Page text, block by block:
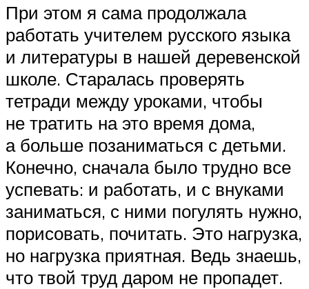
При этом я сама продолжала
работать учителем русского языка
и литературы в нашей деревенской
школе. Старалась проверять
тетради между уроками, чтобы
не тратить на это время дома,
а больше позаниматься с детьми.
Конечно, сначала было трудно все
успевать: и работать, и с внуками
заниматься, с ними погулять нужно,
порисовать, почитать. Это нагрузка,
но нагрузка приятная. Ведь знаешь,
что твой труд даром не пропадет.